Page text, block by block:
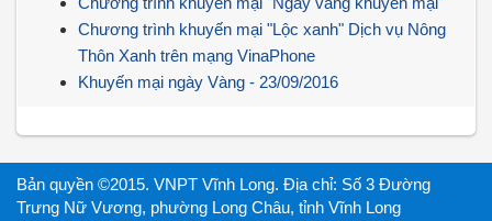
Chương trình khuyến mại "Lộc xanh" Dịch vụ Nông
Thôn Xanh trên mạng VinaPhone
Khuyến mại ngày Vàng - 23/09/2016
Bản quyền ©2015. VNPT Vĩnh Long. Địa chỉ: Số 3 Đường
Trưng Nữ Vương, phường Long Châu, tỉnh Vĩnh Long